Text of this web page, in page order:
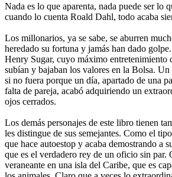
Nada es lo que aparenta, nada puede ser lo
cuando lo cuenta Roald Dahl, todo acaba
Los millonarios, ya se sabe, se aburren
heredado su fortuna y jamás han dado
Henry Sugar, cuyo máximo entretenimiento
subían y bajaban los valores en la Bolsa.
si no fuera porque un día, apartado de una
falta de pareja, acabó adquiriendo un
ojos cerrados.
Los demás personajes de este libro tienen
les distingue de sus semejantes. Como el
que hace autoestop y acaba demostrando a
que es el verdadero rey de un oficio sin par.
veraneante en una isla del Caribe, que es